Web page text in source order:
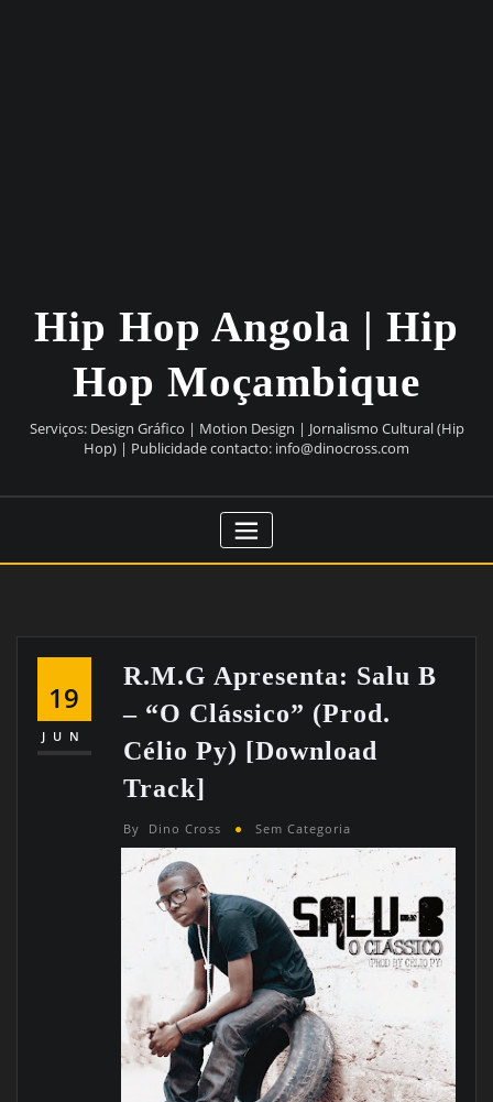
Hip Hop Angola | Hip
Hop Moçambique
Serviços: Design Gráfico | Motion Design | Jornalismo Cultural (Hip
Hop) | Publicidade contacto: info@dinocross.com
19
JUN
R.M.G Apresenta: Salu B
– “O Clássico” (Prod.
Célio Py) [Download
Track]
By Dino Cross Sem Categoria